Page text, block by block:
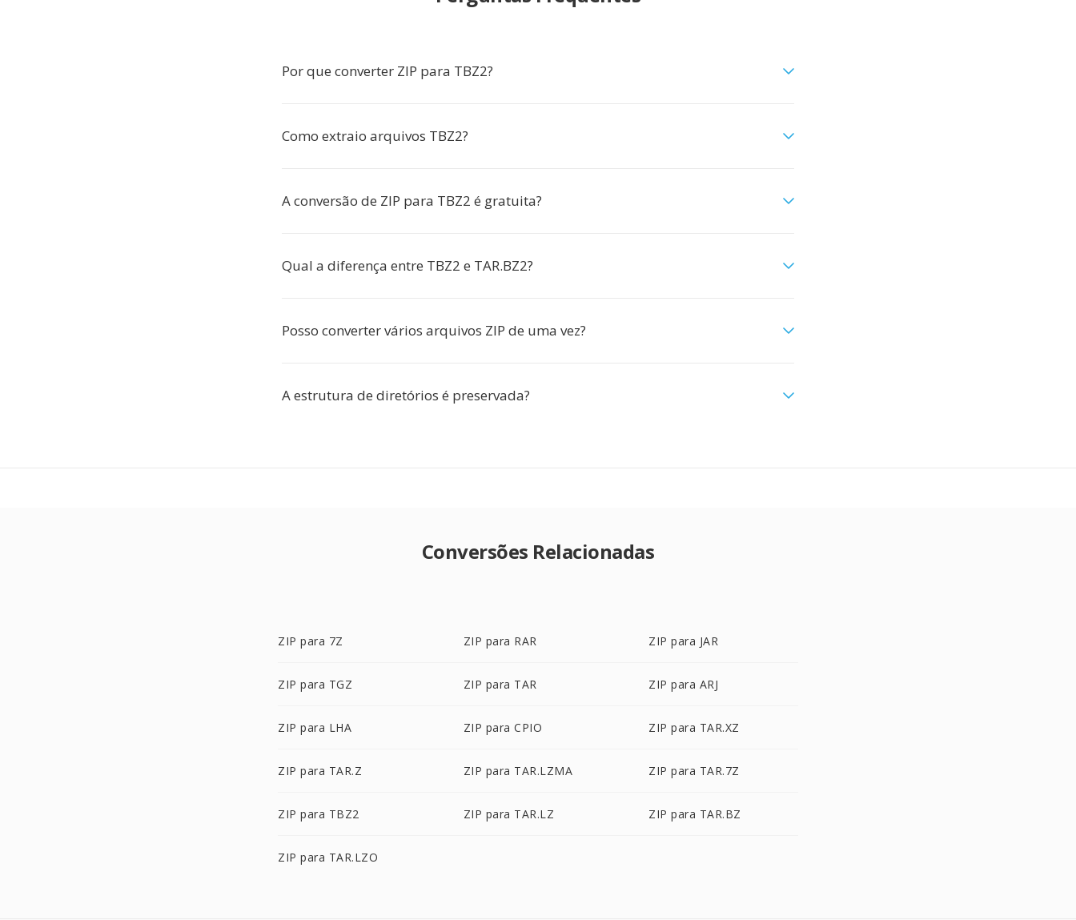
Por que converter ZIP para TBZ2?
Como extraio arquivos TBZ2?
A conversão de ZIP para TBZ2 é gratuita?
Qual a diferença entre TBZ2 e TAR.BZ2?
Posso converter vários arquivos ZIP de uma vez?
A estrutura de diretórios é preservada?
Conversões Relacionadas
ZIP para 7Z ZIP para RAR ZIP para JAR
ZIP para TGZ ZIP para TAR ZIP para ARJ
ZIP para LHA ZIP para CPIO ZIP para TAR.XZ
ZIP para TAR.Z ZIP para TAR.LZMA ZIP para TAR.7Z
ZIP para TBZ2 ZIP para TAR.LZ ZIP para TAR.BZ
ZIP para TAR.LZO